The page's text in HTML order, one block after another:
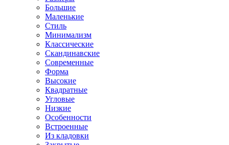
Большие
Маленькие
Стиль
Минимализм
Классические
Скандинавские
Современные
Форма
Высокие
Квадратные
Угловые
Низкие
Особенности
Встроенные
Из кладовки